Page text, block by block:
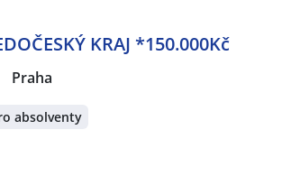
KRAJ *150.000Kč
Praha
absolventy